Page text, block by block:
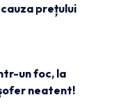
prețului
un foc, la
neatent!